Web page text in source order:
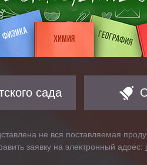
сада
не вся поставляемая
заявку на электронный адрес: